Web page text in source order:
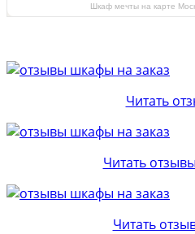
Шкаф мечты на карте
Читать
Читать
Читать